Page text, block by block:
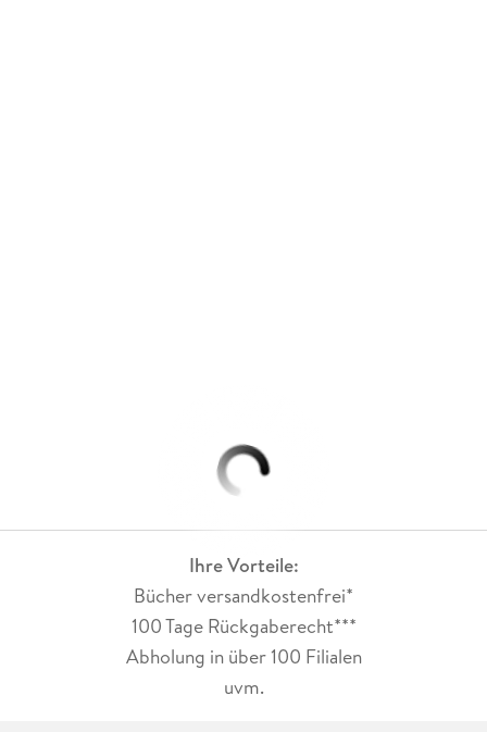
Ihre Vorteile:
Bücher versandkostenfrei*
100 Tage Rückgaberecht***
Abholung in über 100 Filialen
uvm.